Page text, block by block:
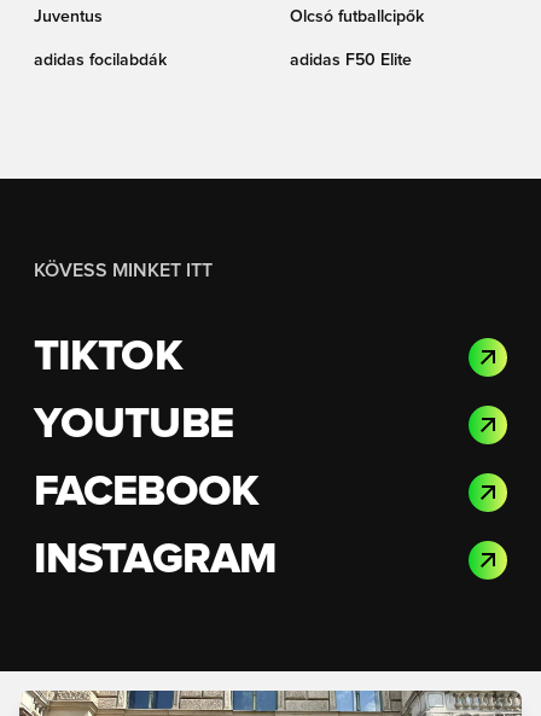
Juventus Olcsó futballcipők
adidas focilabdák adidas F50 Elite
KÖVESS MINKET ITT
TIKTOK
YOUTUBE
FACEBOOK
INSTAGRAM